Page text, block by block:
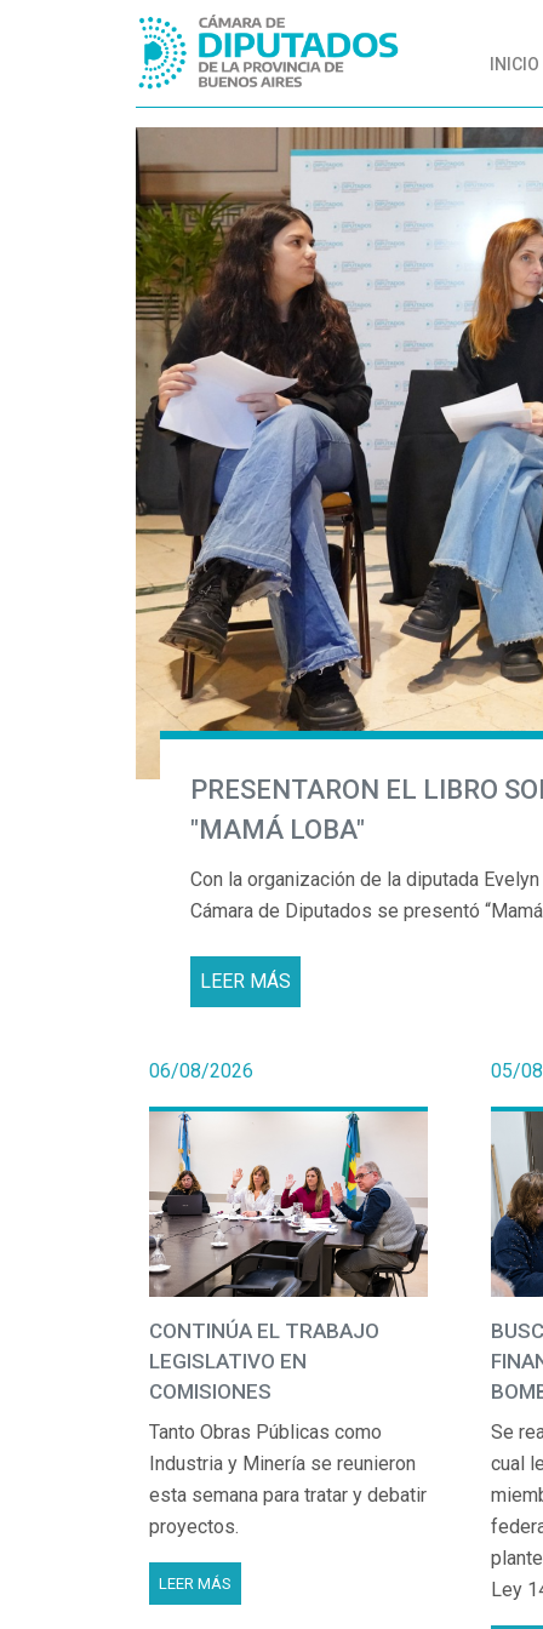
INICIO
PRESENTARON EL LIBRO
"MAMÁ LOBA"
Con la organización de la diputada
Cámara de Diputados se presentó “Mamá
LEER MÁS
06/08/2026
CONTINÚA EL TRABAJO
LEGISLATIVO EN
COMISIONES
Tanto Obras Públicas como
Industria y Minería se reunieron
esta semana para tratar y debatir
proyectos.
LEER MÁS
05/
Se
cual
Ley